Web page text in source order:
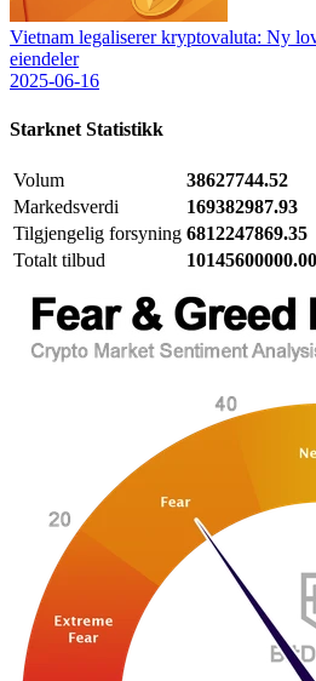
Vietnam legaliserer kryptovaluta: Ny
eiendeler
2025-06-16
Starknet Statistikk
Volum
38627744.52
Markedsverdi
169382987.93
Tilgjengelig forsyning 6812247869.35
Totalt tilbud
10145600000.00